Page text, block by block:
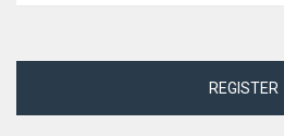
REGISTER